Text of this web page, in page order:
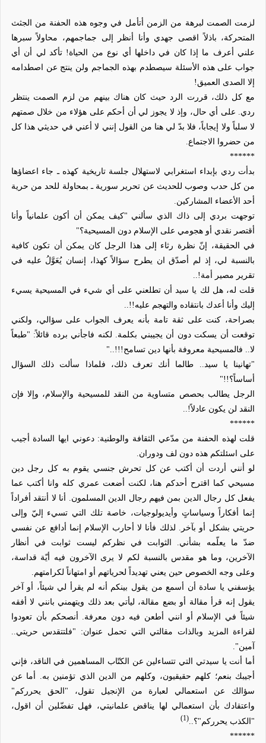
لزمت الصمت لبرهة من الزمن أتأمل في وجوه هذه الحفنة من الجثث
المتحركة، باذلاً اقصى جهدي وأنا أنظر إلى جماجمهم، محاولاً سبرها
علني أعرف ما إذا كان في داخلها أي نوع من الحياة! تأكد لي أن أي
جواب على هذه الأسئلة سيصطدم بهذه الجماجم ولن ينتج عن اصطدامه
إلا الصدى العميق!
مع كل ذلك، قررت الرد حيث كان هناك بينهم من لزم الصمت ينتظر
ردي. على أي حال، وإذ لا يجوز لي أن أحكم على هؤلاء من خلال صمتهم
لا سلباً ولا إيجاباً، فلا بدّ لي هنا من القول إنني لا أعني في حديثي هذا كل
من حضروا الاجتماع.
******
بدأت ردي بإبداء استغرابي لاستهلال جلسة تاريخية كهذه ـ جاء اعضاؤها
من كل حدب وصوب للحديث عن تحرير سورية ـ بمحاولة للحد من حرية
أحد الأعضاء المشاركين.
توجهت بردي إلى ذاك الذي سألني "كيف يمكن أن أكون علمانياً وأنا
أقتصر نقدي أو هجومي على الإسلام دون المسيحية؟"
في الحقيقة، إنّ نظرة رثاء إلى هذا الرجل كان يمكن أن تكون كافية
بالنسبة لي، إذ لم أصدّق ان يطرح سؤالاً كهذا، إنسان يُعَوَّلُ عليه في
تقرير مصير أمة!..
قلت له، هل لك يا سيد أن تطلعني على أي شيء في المسيحية يسيء
إليك وأنا أعدك بانتقاده والتهجم عليه!!..
بصراحة، كنت على ثقة تامة بأنه يعرف الجواب على سؤالي، ولكني
توقعت أن يسكت دون أن يجيبني بكلمة. لكنه فاجأني برده قائلاً: "طبعاً
لا.. فالمسيحية معروفة بأنها دين تسامح!!!.."
"تهانينا يا سيد.. طالما أنك تعرف ذلك، فلماذا سألت ذلك السؤال
أساساً؟!!"
الرجل يطالب بحصص متساوية من النقد للمسيحية والإسلام، وإلا فإن
النقد لن يكون عادلاً!..
******
قلت لهذه الحفنة من مدّعي الثقافة والوطنية: دعوني ايها السادة أجيب
على اسئلتكم هذه دون لف ودوران.
لو أنني أردت أن أكتب عن كل تحرش جنسي يقوم به كل رجل دين
مسيحي كما اقترح أحدكم هنا، لكنت أضعت عمري كله وانا أكتب عما
يفعل كل رجال الدين بمن فيهم رجال الدين المسلمون. أنا لا أنتقد أفراداً
إنما أفكاراً وسياساتٍ وأيديولوجيات، خاصة تلك التي تسيء إليّ وإلى
حريتي بشكل أو بآخر. لذلك فأنا لا أحارب الإسلام إنما أدافع عن نفسي
ضدّ ما يعلّمه بشأني. الثوابت في نظركم ليست ثوابت في أنظار
الآخرين، وما هو مقدس بالنسبة لكم لا يرى الآخرون فيه أيّة قداسة،
وعلى وجه الخصوص حين يعني تهديداً لحرياتهم أو امتهاناً لكرامتهم.
يؤسفني يا سادة أن أسمع من يقول بينكم أنه لم يقرأ لي شيئاً، أو آخر
يقول إنه قرأ مقالة أو بضع مقالة، ليأتي بعد ذلك ويتهمني بانني لا أفقه
شيئاً في الإسلام أو انني أطعن فيه دون معرفة. أنصحكم بأن تعودوا
لقراءة المزيد وبالذات مقالتي التي تحمل عنوان: "فلتتقدس حريتي..
آمين".
أما أنت يا سيدتي التي تتساءلين عن الكتّاب المساهمين في الناقد، فإني
أجيبك بنعم؛ كلهم حقيقيون، وكلهم من الدين الذي تؤمنين به. أما عن
سؤالك عن استعمالي لعبارة من الإنجيل تقول، "الحق يحرركم"
واعتقادك بأن استعمالي لها يناقض علمانيتي، فهل تفضّلين أن اقول،
"الكذب يحرركم"؟.. (1)
******